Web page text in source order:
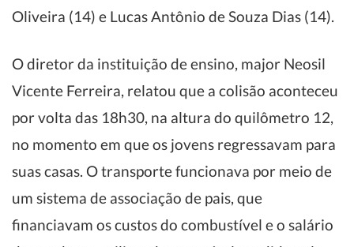
Oliveira (14) e Lucas Antônio de Souza Dias (14).
O diretor da instituição de ensino, major Neosil
Vicente Ferreira, relatou que a colisão aconteceu
por volta das 18h30, na altura do quilômetro 12,
no momento em que os jovens regressavam para
suas casas. O transporte funcionava por meio de
um sistema de associação de pais, que
financiavam os custos do combustível e o salário